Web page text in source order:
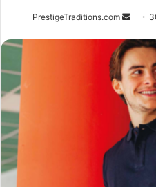
PrestigeTraditions.com